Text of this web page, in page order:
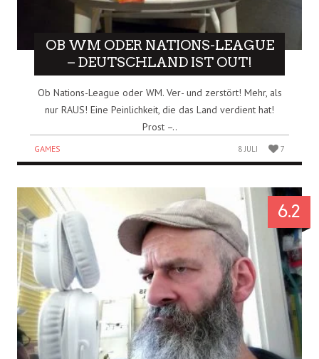
OB WM ODER NATIONS-LEAGUE
– DEUTSCHLAND IST OUT!
Ob Nations-League oder WM. Ver- und zerstört! Mehr, als
nur RAUS! Eine Peinlichkeit, die das Land verdient hat!
Prost –..
GAMES 8 JULI 7
6.2